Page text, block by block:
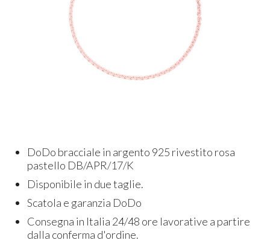
DoDo bracciale in argento 925 rivestito rosa
pastello DB/APR/17/K
Disponibile in due taglie.
Scatola e garanzia DoDo
Consegna in Italia 24/48 ore lavorative a partire
dalla conferma d'ordine.